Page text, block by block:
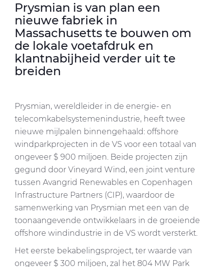
Prysmian is van plan een
nieuwe fabriek in
Massachusetts te bouwen om
de lokale voetafdruk en
klantnabijheid verder uit te
breiden
Prysmian, wereldleider in de energie- en
telecomkabelsystemenindustrie, heeft twee
nieuwe mijlpalen binnengehaald: offshore
windparkprojecten in de VS voor een totaal van
ongeveer $ 900 miljoen. Beide projecten zijn
gegund door Vineyard Wind, een joint venture
tussen Avangrid Renewables en Copenhagen
Infrastructure Partners (CIP), waardoor de
samenwerking van Prysmian met een van de
toonaangevende ontwikkelaars in de groeiende
offshore windindustrie in de VS wordt versterkt.
Het eerste bekabelingsproject, ter waarde van
ongeveer $ 300 miljoen, zal het 804 MW Park